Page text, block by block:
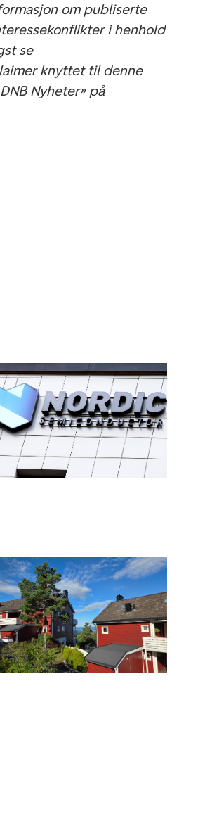
om publiserte
i henhold
se
knyttet til denne
Nyheter» på